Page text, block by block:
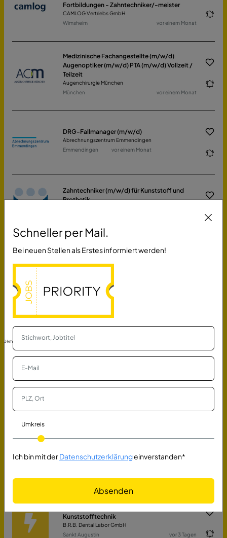
Fortbildungen - Zahntechniker/-meister
CAMLOG Vertriebs GmbH
Wimsheim
vor einem Monat
Medizinische Fachangestellte (m/w/d)
Augenoptiker (m/w/d) PTA (m/w/d) Vollzeit /
Teilzeit
Augenchirurgie München
München
vor einem Monat
DRG-Fallmanager (m/w/d)
Abrechnungszentrum Emmendingen
Emmendingen
vor einem Monat
Zahntechniker (m/w/d) für Kunststoff und
Prothetik
Medizinischer Fachangestellter (m/w/d)
Medizinisches Versorgungszentrum Rhein-Hunsrück
Medizinischer Fachangestellter (m/w/d)
Medizinisches Versorgungszentrum Rhein-Hunsrück
Ärztliche GmbH
Kurierfahrer für Dentallabor (m/w/d)
Behandlungsassistenz (m/w/d)
ZA Ulf Aschenbrenner
Kunststofftechnik
B.R.B. Dental Labor GmbH
Sankt Augustin
vor 3 Tagen
Schneller per Mail.
Bei neuen Stellen als Erstes informiert werden!
Umkreis
30 km
Ich bin mit derDatenschutzerklärungeinverstanden*
Absenden